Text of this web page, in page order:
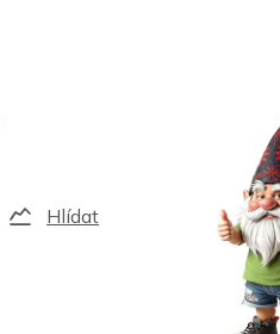
Hlídat